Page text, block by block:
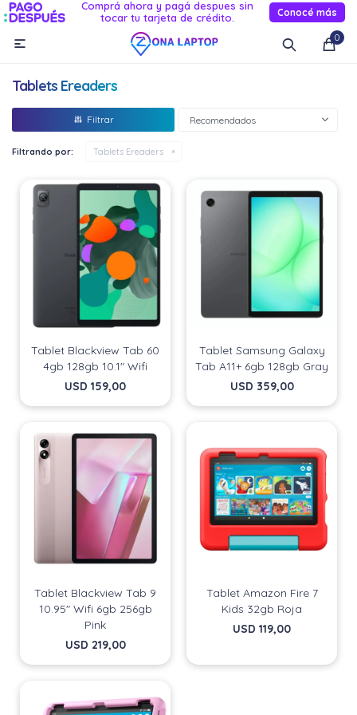
Comprá ahora y pagá despues sin
tocar tu tarjeta de crédito.
Conocé más
0

Tablets Ereaders
Recomendados
Filtrando por: Tablets Ereaders
Tablet Blackview Tab 60
4gb 128gb 10.1" Wifi
USD 159,00
Tablet Samsung Galaxy
Tab A11+ 6gb 128gb Gray
USD 359,00
Tablet Blackview Tab 9
10.95" Wifi 6gb 256gb
Pink
USD 219,00
Tablet Amazon Fire 7
Kids 32gb Roja
USD 119,00
Comprá ahora y Pagá
¡Sumate a la forma más ágil de
Comprá en 3 cuotas sin recargo o hasta en 12
cuotas * ¡Solo con tu cédula!
Verifica si estás calificado para comprar con
Comprá ahora y Pagá
¡Sumate a la forma más ágil de
Comprá en 3 cuotas sin recargo o hasta en 12
cuotas * ¡Solo con tu cédula!
Verifica si estás calificado para comprar con
MI CUENTA
Novedades
Informática
Audio Y TV
Relojes smart